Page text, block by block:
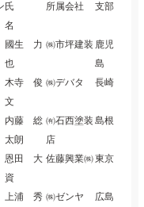
氏
名
所属会社 支部
國生 力
也
㈱市坪建装 鹿児
島
木寺 俊
文
㈱デバタ 長崎
内藤 総
太朗
㈲石西塗装
店
島根
恩田 大
資
佐藤興業㈱東京
上浦 秀 ㈱ゼンヤ 広島